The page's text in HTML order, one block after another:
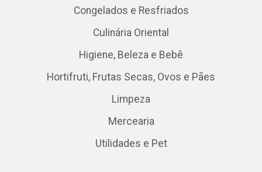
Congelados e Resfriados
Culinária Oriental
Higiene, Beleza e Bebê
Hortifruti, Frutas Secas, Ovos e Pães
Limpeza
Mercearia
Utilidades e Pet